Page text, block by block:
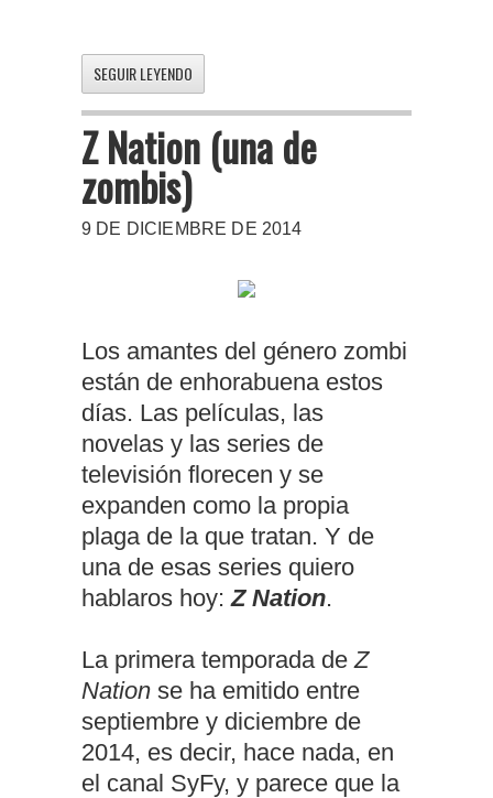
SEGUIR LEYENDO
Z Nation (una de
zombis)
9 DE DICIEMBRE DE 2014
Los amantes del género zombi
están de enhorabuena estos
días. Las películas, las
novelas y las series de
televisión florecen y se
expanden como la propia
plaga de la que tratan. Y de
una de esas series quiero
hablaros hoy:Z Nation.
La primera temporada de Z
Nation se ha emitido entre
septiembre y diciembre de
2014, es decir, hace nada, en
el canal SyFy, y parece que la